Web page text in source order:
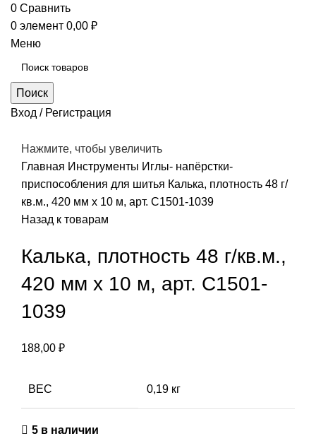
0 Сравнить
0 элемент 0,00 ₽
Меню
Поиск
Вход / Регистрация
Нажмите, чтобы увеличить
Главная Инструменты Иглы- напёрстки-
приспособления для шитья Калька, плотность 48 г/
кв.м., 420 мм х 10 м, арт. С1501-1039
Назад к товарам
Калька, плотность 48 г/кв.м.,
420 мм х 10 м, арт. С1501-
1039
188,00 ₽
ВЕС 0,19 кг
5 в наличии